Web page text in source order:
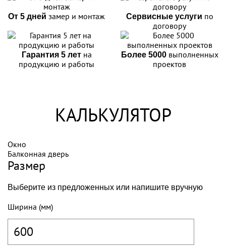
От 5 дней замер и монтаж Сервисные услуги по
договору
Гарантия 5 летна
продукцию и работы
Более 5000выполненных
проектов
КАЛЬКУЛЯТОР
Окно
Балконная дверь
Размер
Выберите из предложенных или напишите вручную
Ширина (мм)